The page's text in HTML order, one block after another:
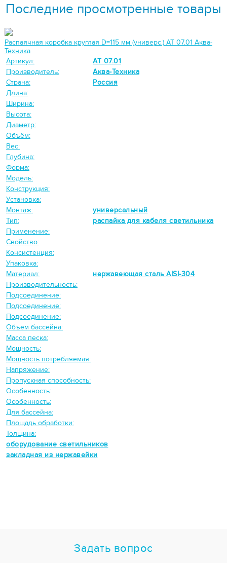
Последние просмотренные товары
Распаячная коробка круглая D=115 мм (универс.) АТ 07.01 Аква-
Техника
Артикул:
АТ 07.01
Производитель:
Аква-Техника
Страна:
Россия
Длина:
Ширина:
Высота:
Диаметр:
Объём:
Вес:
Глубина:
Форма:
Модель:
Конструкция:
Установка:
Монтаж:
универсальный
Тип:
распайка для кабеля светильника
Применение:
Свойство:
Консистенция:
Упаковка:
Материал:
нержавеющая сталь AISI-304
Производительность:
Подсоединение:
Подсоединение:
Подсоединение:
Объем бассейна:
Масса песка:
Мощность:
Мощность потребляемая:
Напряжение:
Пропускная способность:
Особенность:
Особенность:
Для бассейна:
Площадь обработки:
Толщина:
оборудование светильников
закладная из нержавейки
Задать вопрос